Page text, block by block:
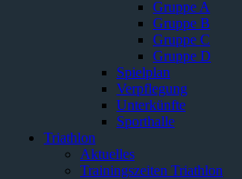
Gruppe A
Gruppe B
Gruppe C
Gruppe D
Spielplan
Verpflegung
Unterkünfte
Sporthalle
Triathlon
Aktuelles
Trainingszeiten Triathlon